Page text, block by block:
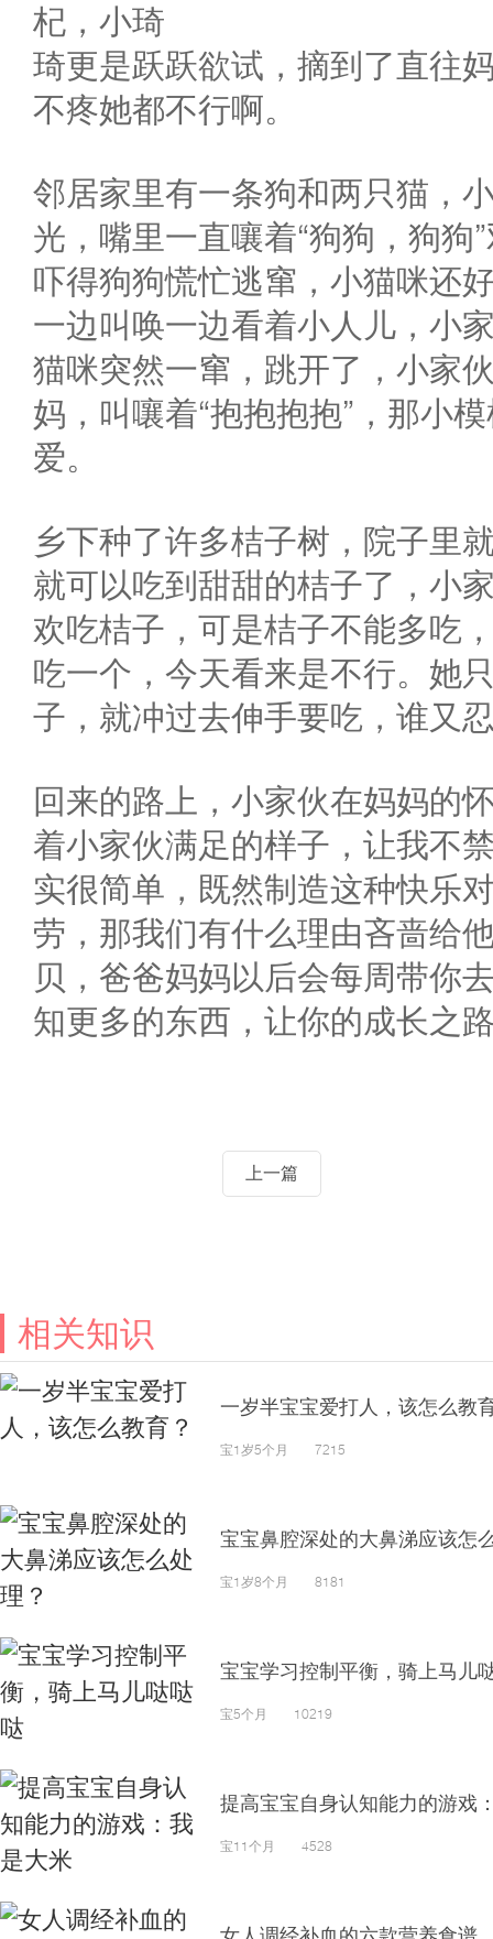
杞，小琦
琦更是跃跃欲试，摘到了直往
不疼她都不行啊。
邻居家里有一条狗和两只猫，
光，嘴里一直嚷着“狗狗，狗狗
吓得狗狗慌忙逃窜，小猫咪还
一边叫唤一边看着小人儿，小
猫咪突然一窜，跳开了，小家
妈，叫嚷着“抱抱抱抱”，那小
爱。
乡下种了许多桔子树，院子里
就可以吃到甜甜的桔子了，小
欢吃桔子，可是桔子不能多吃
吃一个，今天看来是不行。她
子，就冲过去伸手要吃，谁又
回来的路上，小家伙在妈妈的
着小家伙满足的样子，让我不
实很简单，既然制造这种快乐
劳，那我们有什么理由吝啬给
贝，爸爸妈妈以后会每周带你
知更多的东西，让你的成长之
上一篇
相关知识
一岁半宝宝爱打人，该怎么教
宝1岁5个月 7215
宝宝鼻腔深处的大鼻涕应该怎
宝1岁8个月 8181
宝宝学习控制平衡，骑上马儿
宝5个月 10219
提高宝宝自身认知能力的游戏
宝11个月 4528